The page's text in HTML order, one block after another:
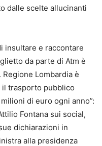
dalle scelte allucinanti
insultare e raccontare
da parte di Atm è
Lombardia è
il trasporto pubblico
di euro ogni anno”:
Fontana sui social,
dichiarazioni in
alla presidenza